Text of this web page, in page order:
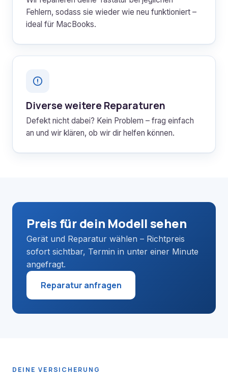
Fehlern, sodass sie wieder wie neu funktioniert –
ideal für MacBooks.
Diverse weitere Reparaturen
Defekt nicht dabei? Kein Problem – frag einfach
an und wir klären, ob wir dir helfen können.
Preis für dein Modell sehen
Gerät und Reparatur wählen – Richtpreis
sofort sichtbar, Termin in unter einer Minute
angefragt.
Reparatur anfragen
DEINE VERSICHERUNG